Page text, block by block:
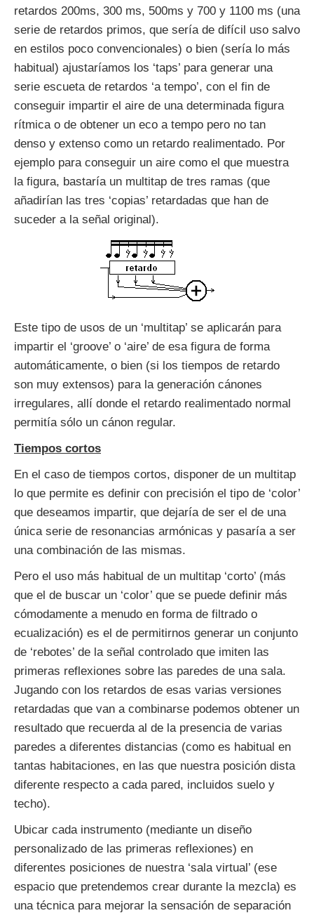
retardos 200ms, 300 ms, 500ms y 700 y 1100 ms (una
serie de retardos primos, que sería de difícil uso salvo
en estilos poco convencionales) o bien (sería lo más
habitual) ajustaríamos los ‘taps’ para generar una
serie escueta de retardos ‘a tempo’, con el fin de
conseguir impartir el aire de una determinada figura
rítmica o de obtener un eco a tempo pero no tan
denso y extenso como un retardo realimentado. Por
ejemplo para conseguir un aire como el que muestra
la figura, bastaría un multitap de tres ramas (que
añadirían las tres ‘copias’ retardadas que han de
suceder a la señal original).
Este tipo de usos de un ‘multitap’ se aplicarán para
impartir el ‘groove’ o ‘aire’ de esa figura de forma
automáticamente, o bien (si los tiempos de retardo
son muy extensos) para la generación cánones
irregulares, allí donde el retardo realimentado normal
permitía sólo un cánon regular.
Tiempos cortos
En el caso de tiempos cortos, disponer de un multitap
lo que permite es definir con precisión el tipo de ‘color’
que deseamos impartir, que dejaría de ser el de una
única serie de resonancias armónicas y pasaría a ser
una combinación de las mismas.
Pero el uso más habitual de un multitap ‘corto’ (más
que el de buscar un ‘color’ que se puede definir más
cómodamente a menudo en forma de filtrado o
ecualización) es el de permitirnos generar un conjunto
de ‘rebotes’ de la señal controlado que imiten las
primeras reflexiones sobre las paredes de una sala.
Jugando con los retardos de esas varias versiones
retardadas que van a combinarse podemos obtener un
resultado que recuerda al de la presencia de varias
paredes a diferentes distancias (como es habitual en
tantas habitaciones, en las que nuestra posición dista
diferente respecto a cada pared, incluidos suelo y
techo).
Ubicar cada instrumento (mediante un diseño
personalizado de las primeras reflexiones) en
diferentes posiciones de nuestra ‘sala virtual’ (ese
espacio que pretendemos crear durante la mezcla) es
una técnica para mejorar la sensación de separación